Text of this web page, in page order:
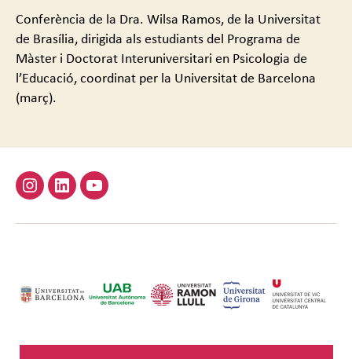
Conferència de la Dra. Wilsa Ramos, de la Universitat
de Brasília, dirigida als estudiants del Programa de
Màster i Doctorat Interuniversitari en Psicologia de
l’Educació, coordinat per la Universitat de Barcelona
(març).
InstagramLinkedinYoutube